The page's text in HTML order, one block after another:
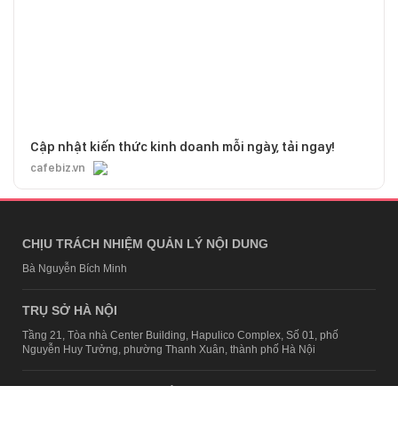
Cập nhật kiến thức kinh doanh mỗi ngày, tải ngay!
cafebiz.vn
CHỊU TRÁCH NHIỆM QUẢN LÝ NỘI DUNG
Bà Nguyễn Bích Minh
TRỤ SỞ HÀ NỘI
Tầng 21, Tòa nhà Center Building, Hapulico Complex, Số 01, phố
Nguyễn Huy Tưởng, phường Thanh Xuân, thành phố Hà Nội